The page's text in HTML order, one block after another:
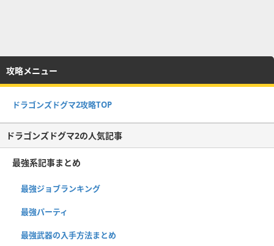
攻略メニュー
ドラゴンズドグマ2攻略TOP
ドラゴンズドグマ2の人気記事
最強系記事まとめ
最強ジョブランキング
最強パーティ
最強武器の入手方法まとめ